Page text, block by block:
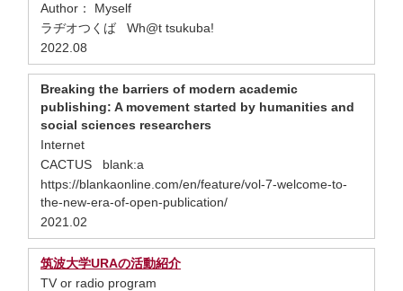
Author： Myself
ラヂオつくば Wh@t tsukuba!
2022.08
Breaking the barriers of modern academic
publishing: A movement started by humanities and
social sciences researchers
Internet
CACTUS blank:a
https://blankaonline.com/en/feature/vol-7-welcome-to-
the-new-era-of-open-publication/
2021.02
筑波大学URAの活動紹介
TV or radio program